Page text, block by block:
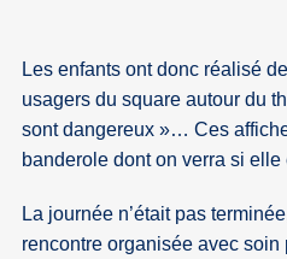
Les enfants ont donc réalisé
usagers du square autour du
sont dangereux »… Ces
banderole dont on verra si
La journée n’était pas
rencontre organisée avec soin